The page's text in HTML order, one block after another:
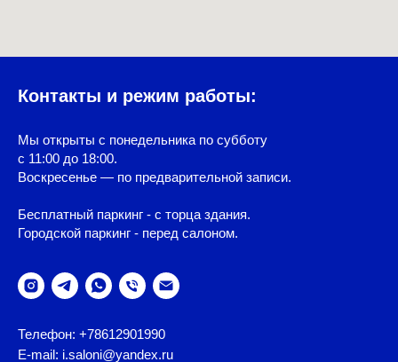
Контакты и режим работы:
Мы открыты с понедельника по субботу
с 11:00 до 18:00.
Воскресенье — по предварительной записи.
Бесплатный паркинг - с торца здания.
Городской паркинг - перед салоном.
Телефон: +78612901990
E-mail: i.saloni@yandex.ru